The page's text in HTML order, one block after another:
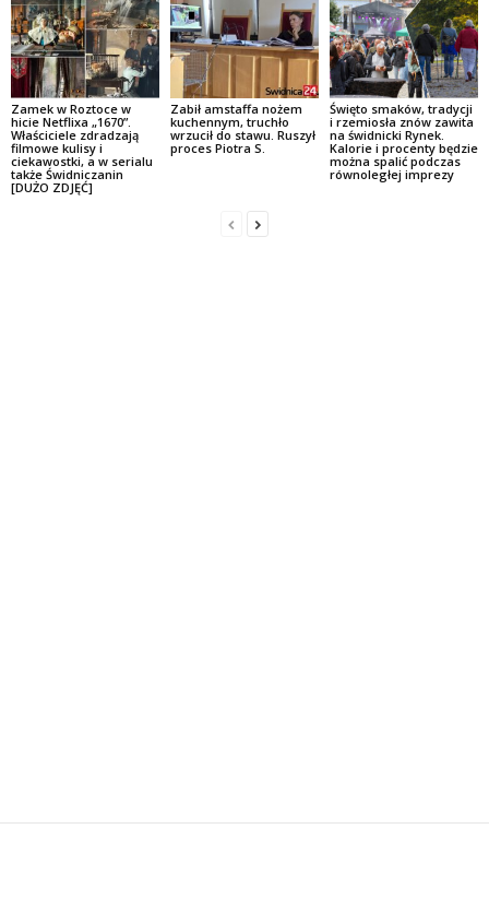
Zamek w Roztoce w
hicie Netflixa „1670”.
Właściciele zdradzają
filmowe kulisy i
ciekawostki, a w serialu
także Świdniczanin
[DUŻO ZDJĘĆ]
Zabił amstaffa nożem
kuchennym, truchło
wrzucił do stawu. Ruszył
proces Piotra S.
Święto smaków, tradycji
i rzemiosła znów zawita
na świdnicki Rynek.
Kalorie i procenty będzie
można spalić podczas
równoległej imprezy